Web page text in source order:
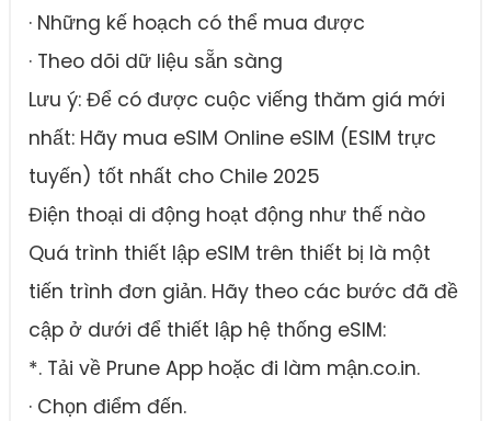
· Những kế hoạch có thể mua được
· Theo dõi dữ liệu sẵn sàng
Lưu ý: Để có được cuộc viếng thăm giá mới
nhất: Hãy mua eSIM Online eSIM (ESIM trực
tuyến) tốt nhất cho Chile 2025
Điện thoại di động hoạt động như thế nào
Quá trình thiết lập eSIM trên thiết bị là một
tiến trình đơn giản. Hãy theo các bước đã đề
cập ở dưới để thiết lập hệ thống eSIM:
*. Tải về Prune App hoặc đi làm mận.co.in.
· Chọn điểm đến.